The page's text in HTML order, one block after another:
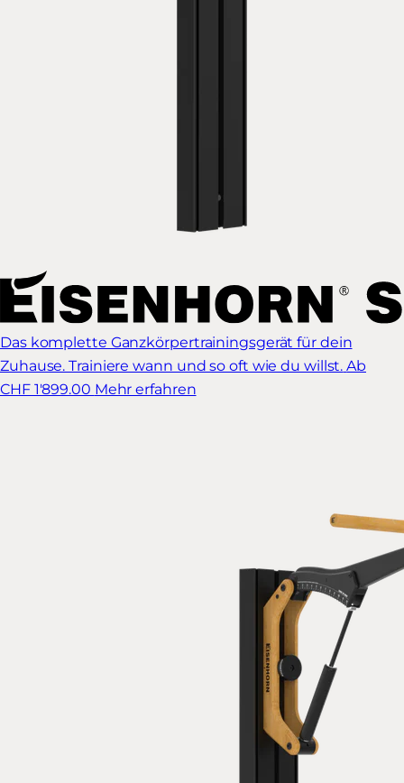
Das komplette Ganzkörpertrainingsgerät für dein
Zuhause. Trainiere wann und so oft wie du willst. Ab
CHF 1'899.00 Mehr erfahren